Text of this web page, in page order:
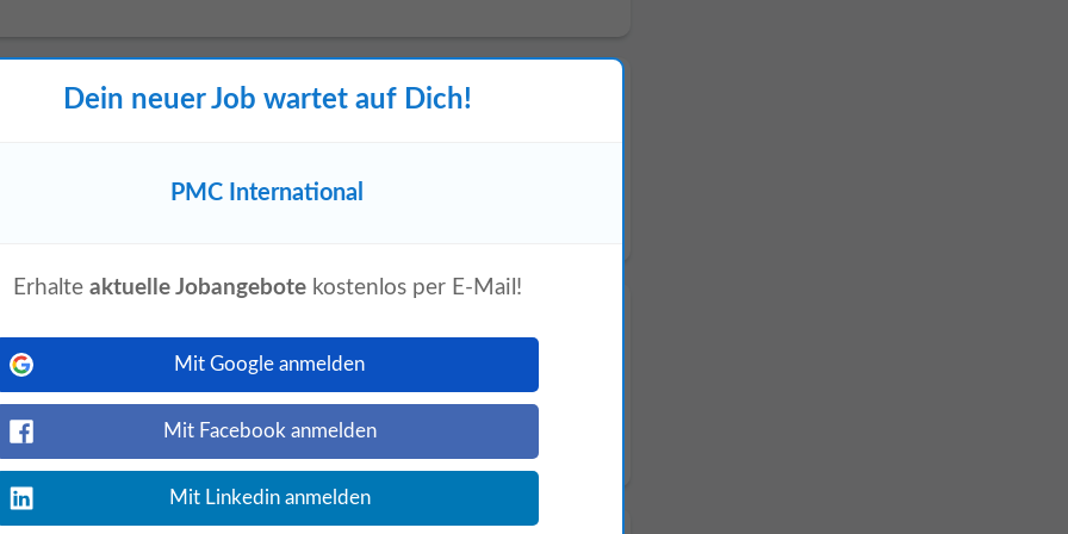
(all genders)
40 Stunden | südlich von Wien
du industrielle Wärme nachhaltig und
familiengeführt, mit mehreren
ist man seit vielen Jahren erfolgreich
Dein neuer Job wartet auf Dich!
PMC International
Erhalte aktuelle Jobangebotekostenlos per E-Mail!
Mit Google anmelden
Mit Facebook anmelden
Mit Linkedin anmelden